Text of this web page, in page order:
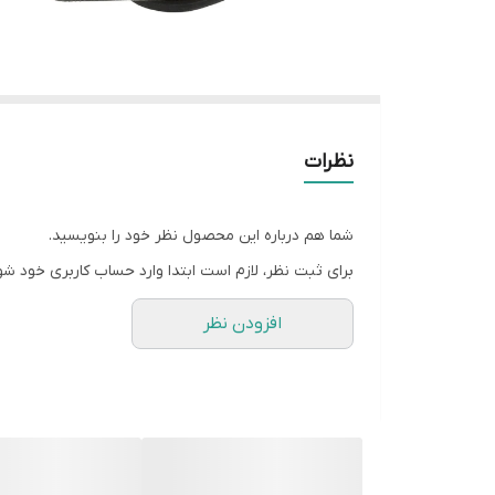
نظرات
شما هم درباره این محصول نظر خود را بنویسید.
برای ثبت نظر، لازم است ابتدا وارد حساب کاربری خود
افزودن نظر